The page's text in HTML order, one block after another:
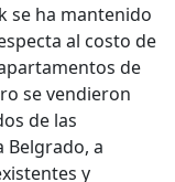
se ha mantenido
al costo de
de
se vendieron
de las
Belgrado, a
y